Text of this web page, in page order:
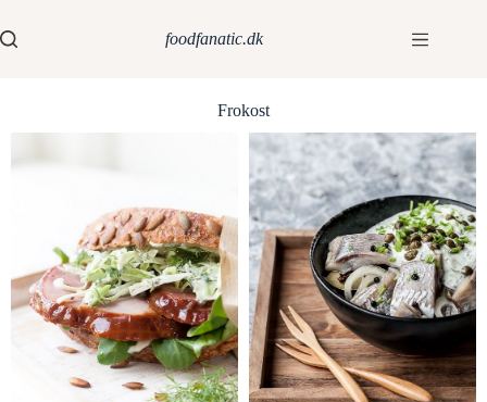
foodfanatic.dk
Frokost